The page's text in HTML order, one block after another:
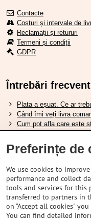
Contacte
Costuri și intervale de
Reclamații și retururi
Termeni și condiții
GDPR
Întrebări
Plata a eșuat. Ce ar
Când îmi veți livra
Cum pot afla care este
Vreau să îmi schimb
Tabela de dimensiuni
Cum să alegi furca
Cum să alegi mărimea
Ghidul pentru
Înțelegerea anvelopelor
Preferințe de
We use cookies to
performance and collect
tools and services for this
transferred to partners in
on "Accept all cookies"
You can find detailed